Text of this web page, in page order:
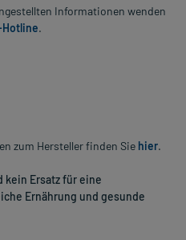
Informationen wenden
.
zum Hersteller finden Sie hier.
kein Ersatz für eine
Ernährung und gesunde